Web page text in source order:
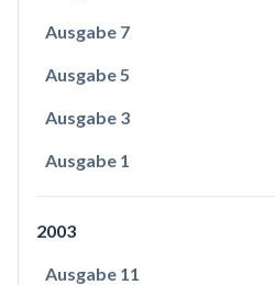
Ausgabe 7
Ausgabe 5
Ausgabe 3
Ausgabe 1
2003
Ausgabe 11